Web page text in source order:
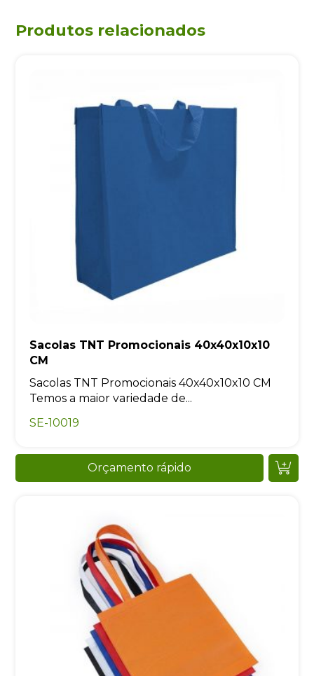
Produtos relacionados
Sacolas TNT Promocionais 40x40x10x10
CM
Sacolas TNT Promocionais 40x40x10x10 CM
Temos a maior variedade de...
SE-10019
Orçamento rápido